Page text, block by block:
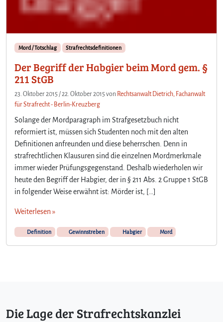
Mord / Totschlag Strafrechtsdefinitionen
Der Begriff der Habgier beim Mord gem. §
211 StGB
23. Oktober 2015 /22. Oktober 2015von Rechtsanwalt Dietrich, Fachanwalt
für Strafrecht - Berlin-Kreuzberg
Solange der Mordparagraph im Strafgesetzbuch nicht
reformiert ist, müssen sich Studenten noch mit den alten
Definitionen anfreunden und diese beherrschen. Denn in
strafrechtlichen Klausuren sind die einzelnen Mordmerkmale
immer wieder Prüfungsgegenstand. Deshalb wiederholen wir
heute den Begriff der Habgier, der in § 211 Abs. 2 Gruppe 1 StGB
in folgender Weise erwähnt ist: Mörder ist, […]
Weiterlesen »
Definition Gewinnstreben Habgier Mord
Die Lage der Strafrechtskanzlei